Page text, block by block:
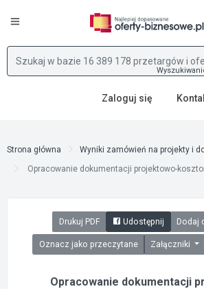
Zaloguj się
Strona główna
Wyniki zamówień na projekty i
Opracowanie dokumentacji projektowo-
Drukuj PDF Udostępnij
Oznacz jako przeczytane Załączniki
Opracowanie dokumentacji